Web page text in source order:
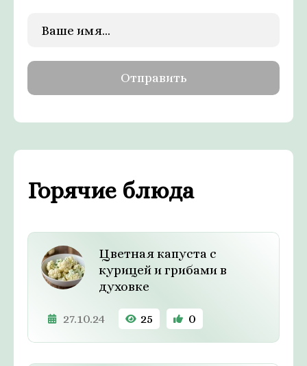
Горячие блюда
Цветная капуста с
курицей и грибами в
духовке
27.10.24 25 0